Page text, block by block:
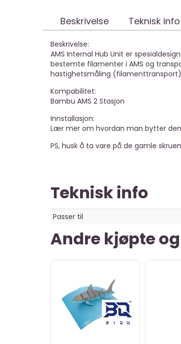
Beskrivelse Teknisk info
Beskrivelse:
AMS Internal Hub Unit er
bestemte filamenter i AMS og
hastighetsmåling
Kompabilitet:
Bambu AMS 2 Stasjon
Innstallasjon:
Lær mer om hvordan man bytter
PS, husk å ta vare på de gamle
Teknisk info
Passer til
Andre kjøpte